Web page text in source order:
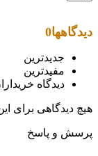
دیدگاهها0
جدیدترین
مفیدترین
دیدگاه
هیچ دیدگاهی برای
پرسش و پاسخ